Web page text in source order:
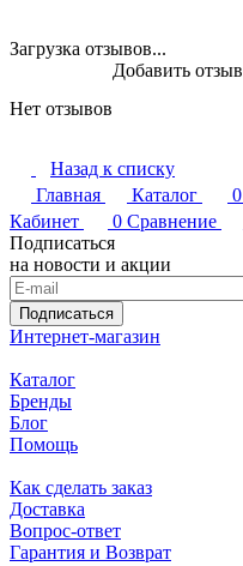
Загрузка отзывов...
Нет отзывов
Добавить отзыв
Назад к списку
Главная
Каталог 0
Кабинет
0 Сравнение
Подписаться
на новости и акции
Подписаться
Интернет-магазин
Каталог
Бренды
Блог
Помощь
Как сделать заказ
Доставка
Вопрос-ответ
Гарантия и Возврат